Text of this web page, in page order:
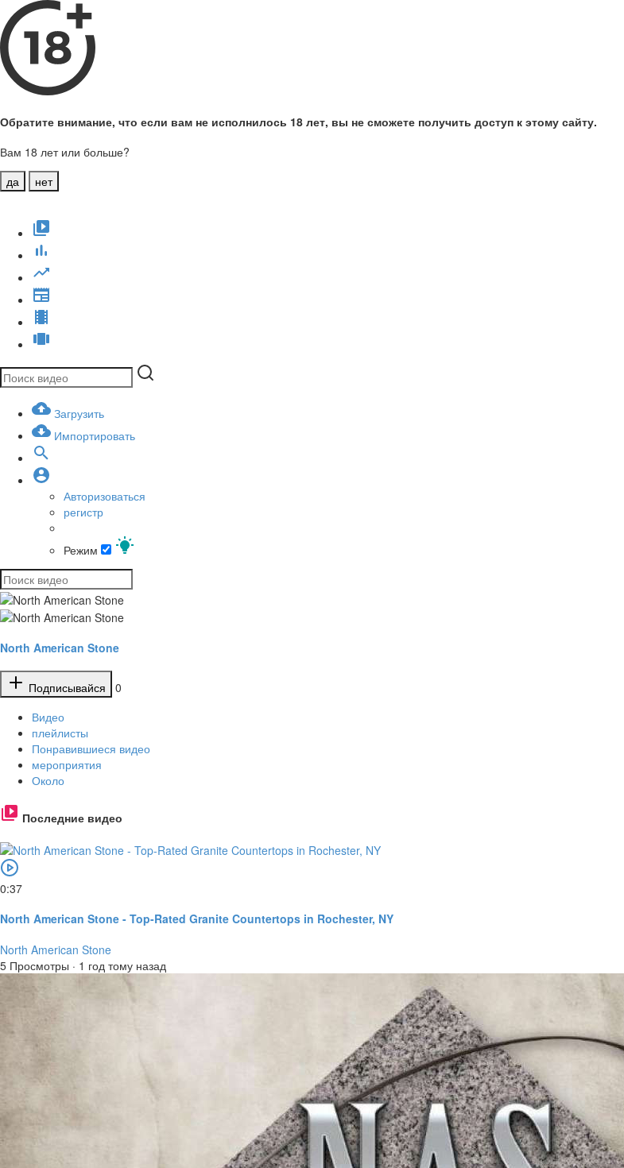
Обратите внимание, что если вам не исполнилось 18 лет, вы не сможете получить доступ к этому сайту.
Вам 18 лет или больше?
да
нет
Загрузить
Импортировать
Авторизоваться
регистр
Режим
North American Stone
Подписывайся
0
Видео
плейлисты
Понравившиеся видео
мероприятия
Около
Последние видео
0:37
North American Stone - Top-Rated Granite Countertops in Rochester, NY
North American Stone
5 Просмотры · 1 год тому назад